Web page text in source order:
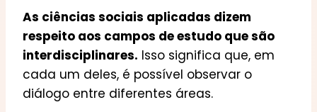
As ciências sociais aplicadas dizem
respeito aos campos de estudo que são
interdisciplinares. Isso significa que, em
cada um deles, é possível observar o
diálogo entre diferentes áreas.